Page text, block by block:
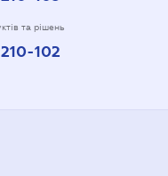
та рішень
102